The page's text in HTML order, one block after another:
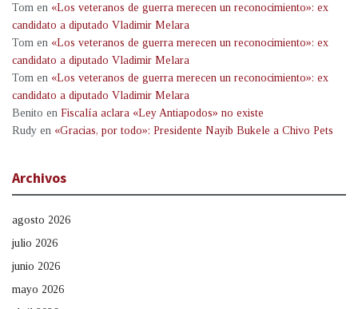
Tom en «Los veteranos de guerra merecen un reconocimiento»: ex
candidato a diputado Vladimir Melara
Tom en «Los veteranos de guerra merecen un reconocimiento»: ex
candidato a diputado Vladimir Melara
Tom en «Los veteranos de guerra merecen un reconocimiento»: ex
candidato a diputado Vladimir Melara
Benito en Fiscalía aclara «Ley Antiapodos» no existe
Rudy en «Gracias, por todo»: Presidente Nayib Bukele a Chivo Pets
Archivos
agosto 2026
julio 2026
junio 2026
mayo 2026